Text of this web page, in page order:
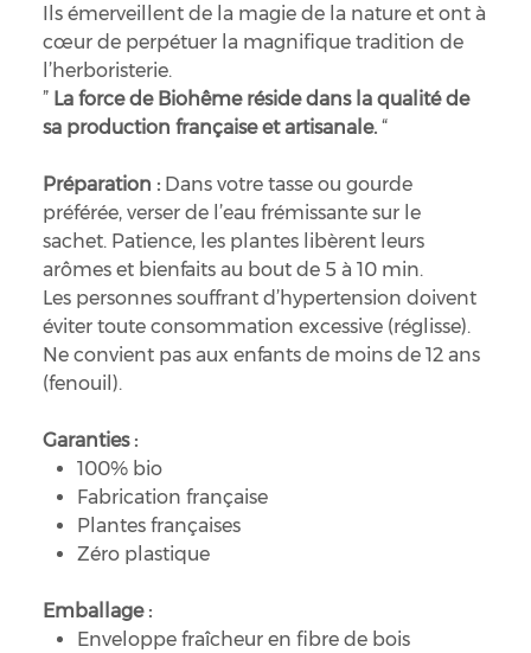
Ils émerveillent de la magie de la nature et ont à
cœur de perpétuer la magnifique tradition de
l’herboristerie.
” La force de Biohême réside dans la qualité de
sa production française et artisanale. “
Préparation : Dans votre tasse ou gourde
préférée, verser de l’eau frémissante sur le
sachet. Patience, les plantes libèrent leurs
arômes et bienfaits au bout de 5 à 10 min.
Les personnes souffrant d’hypertension doivent
éviter toute consommation excessive (réglisse).
Ne convient pas aux enfants de moins de 12 ans
(fenouil).
Garanties :
100% bio
Fabrication française
Plantes françaises
Zéro plastique
Emballage :
Enveloppe fraîcheur en fibre de bois